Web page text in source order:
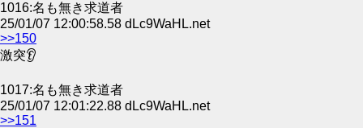
1016:名も無き求道者
25/01/07 12:00:58.58 dLc9WaHL.net
>>150
激突👂
1017:名も無き求道者
25/01/07 12:01:22.88 dLc9WaHL.net
>>151